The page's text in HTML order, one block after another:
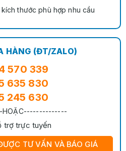
kích thước phù hợp nhu cầu
HÀNG (ĐT/ZALO)
570 339
635 830
245 630
trợ trực tuyến
TƯ VẤN VÀ BÁO GIÁ